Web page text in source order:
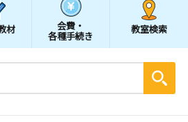
材 会費・
各種手続き
教室検索